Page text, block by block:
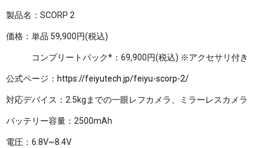
製品名：SCORP 2
価格：単品 59,900円(税込)
コンプリートパック*：69,900円(税込) ※アクセサリ付き
公式ページ： https://feiyutech.jp/feiyu-scorp-2/
対応デバイス：2.5kgまでの一眼レフカメラ、ミラーレスカメラ
バッテリー容量：2500mAh
電圧：6.8V~8.4V